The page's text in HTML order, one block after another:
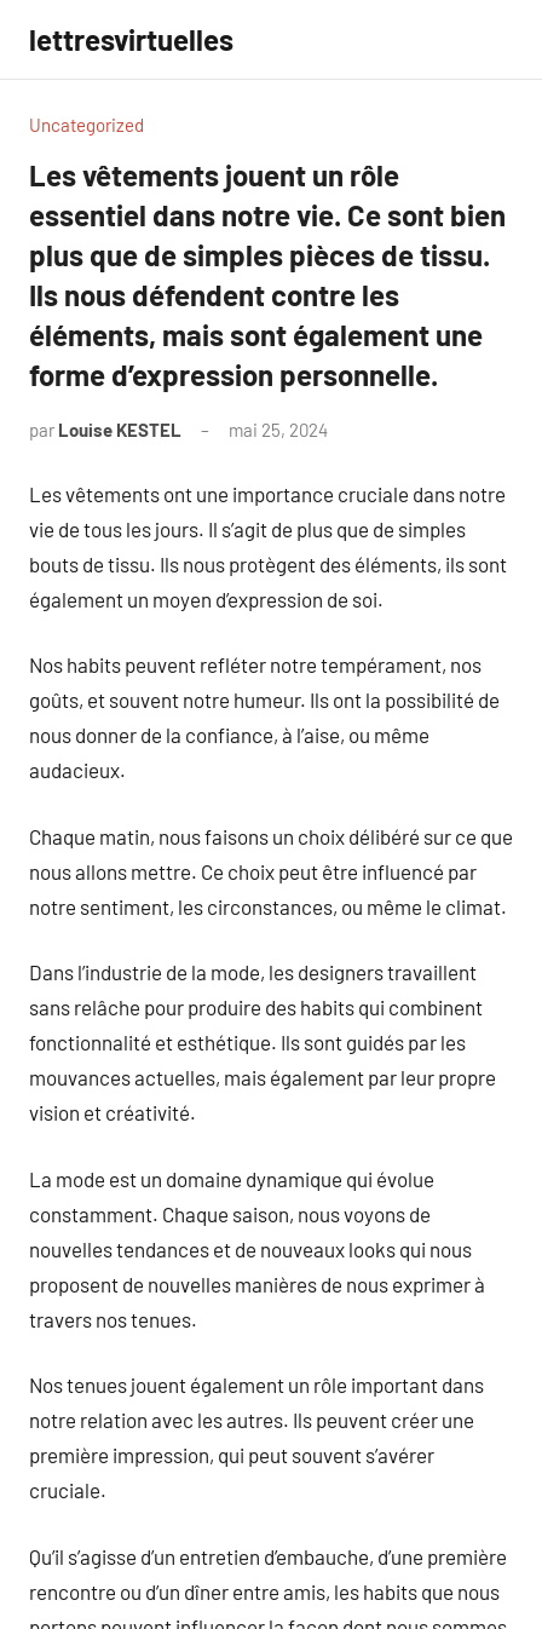
contenu
lettresvirtuelles
Uncategorized
Les vêtements jouent un rôle
essentiel dans notre vie. Ce sont bien
plus que de simples pièces de tissu.
Ils nous défendent contre les
éléments, mais sont également une
forme d’expression personnelle.
par Louise KESTEL mai 25, 2024
Les vêtements ont une importance cruciale dans notre
vie de tous les jours. Il s’agit de plus que de simples
bouts de tissu. Ils nous protègent des éléments, ils sont
également un moyen d’expression de soi.
Nos habits peuvent refléter notre tempérament, nos
goûts, et souvent notre humeur. Ils ont la possibilité de
nous donner de la confiance, à l’aise, ou même
audacieux.
Chaque matin, nous faisons un choix délibéré sur ce que
nous allons mettre. Ce choix peut être influencé par
notre sentiment, les circonstances, ou même le climat.
Dans l’industrie de la mode, les designers travaillent
sans relâche pour produire des habits qui combinent
fonctionnalité et esthétique. Ils sont guidés par les
mouvances actuelles, mais également par leur propre
vision et créativité.
La mode est un domaine dynamique qui évolue
constamment. Chaque saison, nous voyons de
nouvelles tendances et de nouveaux looks qui nous
proposent de nouvelles manières de nous exprimer à
travers nos tenues.
Nos tenues jouent également un rôle important dans
notre relation avec les autres. Ils peuvent créer une
première impression, qui peut souvent s’avérer
cruciale.
Qu’il s’agisse d’un entretien d’embauche, d’une première
rencontre ou d’un dîner entre amis, les habits que nous